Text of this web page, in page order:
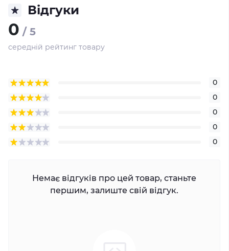
Відгуки
0 / 5
середній рейтинг товару
0
0
0
0
0
Немає відгуків про цей товар, станьте
першим, залиште свій відгук.